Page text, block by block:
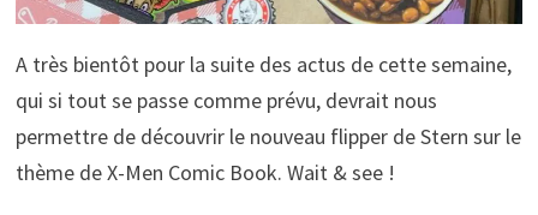
A très bientôt pour la suite des actus de cette semaine,
qui si tout se passe comme prévu, devrait nous
permettre de découvrir le nouveau flipper de Stern sur le
thème de X-Men Comic Book. Wait & see !